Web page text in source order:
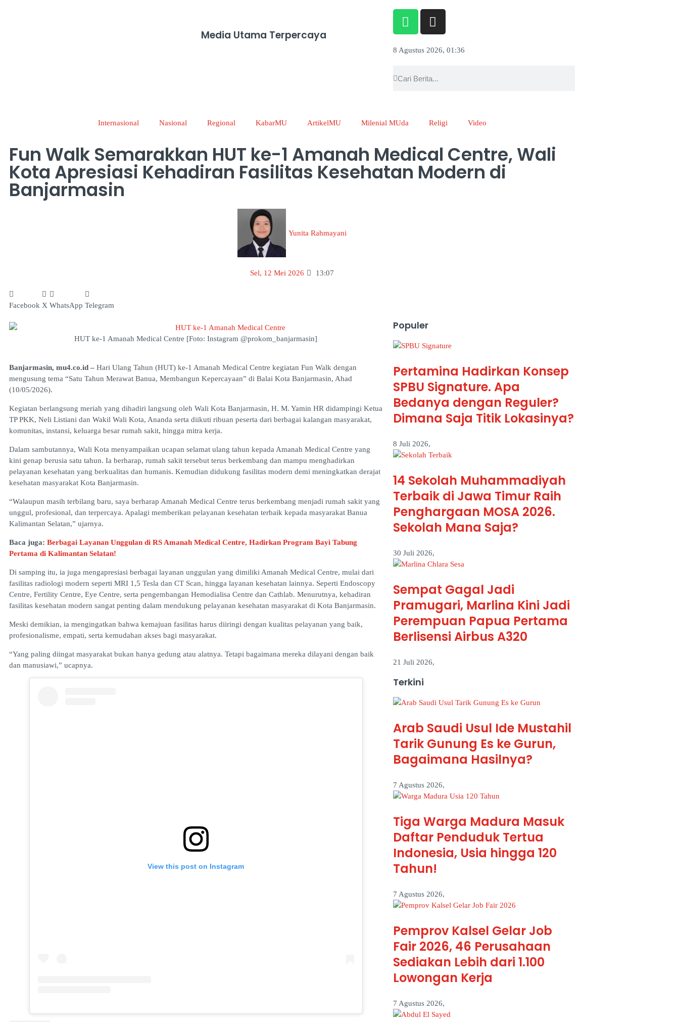
Media Utama Terpercaya
8 Agustus 2026, 01:36
Internasional Nasional Regional KabarMU ArtikelMU Milenial MUda Religi Video
Fun Walk Semarakkan HUT ke-1 Amanah Medical Centre, Wali
Kota Apresiasi Kehadiran Fasilitas Kesehatan Modern di
Banjarmasin
Yunita Rahmayani
Sel, 12 Mei 2026 13:07
Facebook X WhatsApp Telegram
HUT ke-1 Amanah Medical Centre [Foto: Instagram @prokom_banjarmasin]
Banjarmasin, mu4.co.id – Hari Ulang Tahun (HUT) ke-1 Amanah Medical Centre kegiatan Fun Walk dengan
mengusung tema “Satu Tahun Merawat Banua, Membangun Kepercayaan” di Balai Kota Banjarmasin, Ahad
(10/05/2026).
Kegiatan berlangsung meriah yang dihadiri langsung oleh Wali Kota Banjarmasin, H. M. Yamin HR didampingi Ketua
TP PKK, Neli Listiani dan Wakil Wali Kota, Ananda serta diikuti ribuan peserta dari berbagai kalangan masyarakat,
komunitas, instansi, keluarga besar rumah sakit, hingga mitra kerja.
Dalam sambutannya, Wali Kota menyampaikan ucapan selamat ulang tahun kepada Amanah Medical Centre yang
kini genap berusia satu tahun. Ia berharap, rumah sakit tersebut terus berkembang dan mampu menghadirkan
pelayanan kesehatan yang berkualitas dan humanis. Kemudian didukung fasilitas modern demi meningkatkan derajat
kesehatan masyarakat Kota Banjarmasin.
“Walaupun masih terbilang baru, saya berharap Amanah Medical Centre terus berkembang menjadi rumah sakit yang
unggul, profesional, dan terpercaya. Apalagi memberikan pelayanan kesehatan terbaik kepada masyarakat Banua
Kalimantan Selatan,” ujarnya.
Baca juga: Berbagai Layanan Unggulan di RS Amanah Medical Centre, Hadirkan Program Bayi Tabung
Pertama di Kalimantan Selatan!
Di samping itu, ia juga mengapresiasi berbagai layanan unggulan yang dimiliki Amanah Medical Centre, mulai dari
fasilitas radiologi modern seperti MRI 1,5 Tesla dan CT Scan, hingga layanan kesehatan lainnya. Seperti Endoscopy
Centre, Fertility Centre, Eye Centre, serta pengembangan Hemodialisa Centre dan Cathlab. Menurutnya, kehadiran
fasilitas kesehatan modern sangat penting dalam mendukung pelayanan kesehatan masyarakat di Kota Banjarmasin.
Meski demikian, ia mengingatkan bahwa kemajuan fasilitas harus diiringi dengan kualitas pelayanan yang baik,
profesionalisme, empati, serta kemudahan akses bagi masyarakat.
“Yang paling diingat masyarakat bukan hanya gedung atau alatnya. Tetapi bagaimana mereka dilayani dengan baik
dan manusiawi,” ucapnya.
View this post on Instagram
Populer
Pertamina Hadirkan Konsep
SPBU Signature. Apa
Bedanya dengan Reguler?
Dimana Saja Titik Lokasinya?
8 Juli 2026,
14 Sekolah Muhammadiyah
Terbaik di Jawa Timur Raih
Penghargaan MOSA 2026.
Sekolah Mana Saja?
30 Juli 2026,
Sempat Gagal Jadi
Pramugari, Marlina Kini Jadi
Perempuan Papua Pertama
Berlisensi Airbus A320
21 Juli 2026,
Terkini
Arab Saudi Usul Ide Mustahil
Tarik Gunung Es ke Gurun,
Bagaimana Hasilnya?
7 Agustus 2026,
Tiga Warga Madura Masuk
Daftar Penduduk Tertua
Indonesia, Usia hingga 120
Tahun!
7 Agustus 2026,
Pemprov Kalsel Gelar Job
Fair 2026, 46 Perusahaan
Sediakan Lebih dari 1.100
Lowongan Kerja
7 Agustus 2026,